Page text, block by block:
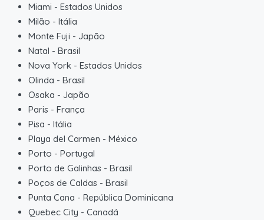
Miami - Estados Unidos
Milão - Itália
Monte Fuji - Japão
Natal - Brasil
Nova York - Estados Unidos
Olinda - Brasil
Osaka - Japão
Paris - França
Pisa - Itália
Playa del Carmen - México
Porto - Portugal
Porto de Galinhas - Brasil
Poços de Caldas - Brasil
Punta Cana - República Dominicana
Quebec City - Canadá